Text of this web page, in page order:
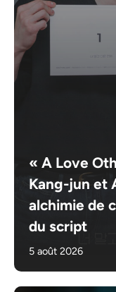
« A Love
Kang-jun et
alchimie de
du script
5 août 2026